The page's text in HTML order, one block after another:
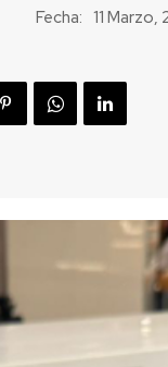
Fecha: 11 Marzo,